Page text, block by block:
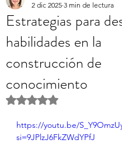
Estrategias para
habilidades en la
construcción de
conocimiento
2 dic 2025 3 min de lectura
Obtuvo NaN de 5
https://youtu.be/
si=9JPlzJ6FkZWdYPfJ